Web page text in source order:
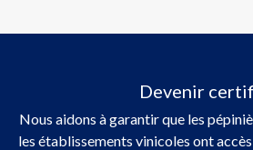
Devenir
Nous aidons à garantir que les
les établissements vinicoles ont